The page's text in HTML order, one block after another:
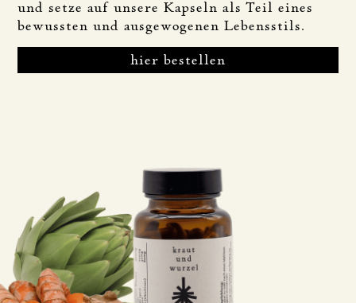
und setze auf unsere Kapseln als Teil eines
bewussten und ausgewogenen Lebensstils.
hier bestellen